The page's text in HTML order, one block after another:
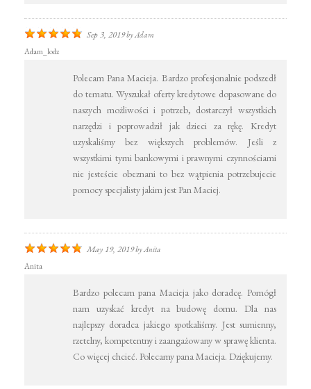
Sep 3, 2019byAdam
Adam_lodz
Polecam Pana Macieja. Bardzo profesjonalnie podszedł
do tematu. Wyszukał oferty kredytowe dopasowane do
naszych możliwości i potrzeb, dostarczył wszystkich
narzędzi i poprowadził jak dzieci za rękę. Kredyt
uzyskaliśmy bez większych problemów. Jeśli z
wszystkimi tymi bankowymi i prawnymi czynnościami
nie jesteście obeznani to bez wątpienia potrzebujecie
pomocy specjalisty jakim jest Pan Maciej.
May 19, 2019byAnita
Anita
Bardzo polecam pana Macieja jako doradcę. Pomógł
nam uzyskać kredyt na budowę domu. Dla nas
najlepszy doradca jakiego spotkaliśmy. Jest sumienny,
rzetelny, kompetentny i zaangażowany w sprawę klienta.
Co więcej chcieć. Polecamy pana Macieja. Dziękujemy.